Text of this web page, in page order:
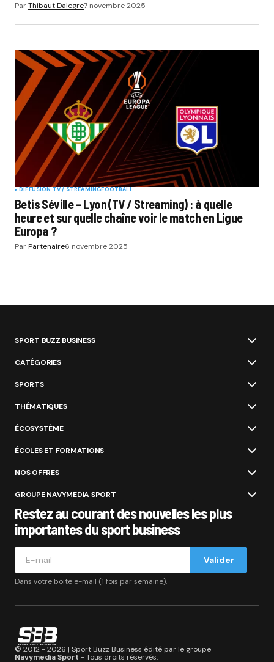
ParThibaut Dalegre7 novembre 2025
DIFFUSION TV / STREAMINGFOOTBALL
Betis Séville – Lyon (TV / Streaming) : à quelle
heure et sur quelle chaîne voir le match en Ligue
Europa ?
ParPartenaire6 novembre 2025
SPORT BUZZ BUSINESS
CATÉGORIES
SPORTS
THÉMATIQUES
ÉCOSYSTÈME
ÉCOLES ET FORMATIONS
NOS OFFRES
GROUPE NAVYMEDIA SPORT
Restez au courant des nouvelles les plus
importantes du sport business
Valider
Dans votre boite e-mail (1 fois par semaine).
© 2012 - 2026 | Sport Buzz Business édité par le groupe
Navymedia Sport - Tous droits réservés.